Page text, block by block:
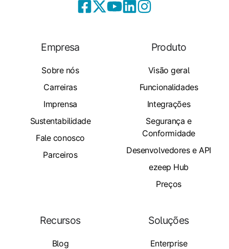
Empresa
Sobre nós
Carreiras
Imprensa
Sustentabilidade
Fale conosco
Parceiros
Produto
Visão geral
Funcionalidades
Integrações
Segurança e
Conformidade
Desenvolvedores e API
ezeep Hub
Preços
Recursos
Blog
Soluções
Enterprise